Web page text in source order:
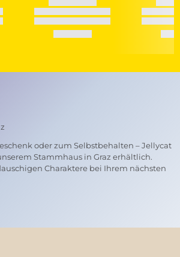
oder zum Selbstbehalten – Jellycat
Stammhaus in Graz erhältlich.
Charaktere bei Ihrem nächsten